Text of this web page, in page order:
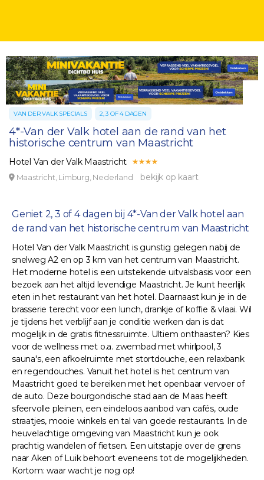
VAN DER VALK SPECIALS 2, 3 OF 4 DAGEN
4*-Van der Valk hotel aan de rand van het
historische centrum van Maastricht
Hotel Van der Valk Maastricht
Maastricht, Limburg, Nederland bekijk op kaart
Geniet 2, 3 of 4 dagen bij 4*-Van der Valk hotel aan
de rand van het historische centrum van Maastricht
Hotel Van der Valk Maastricht is gunstig gelegen nabij de
snelweg A2 en op 3 km van het centrum van Maastricht.
Het moderne hotel is een uitstekende uitvalsbasis voor een
bezoek aan het altijd levendige Maastricht. Je kunt heerlijk
eten in het restaurant van het hotel. Daarnaast kun je in de
brasserie terecht voor een lunch, drankje of koffie & vlaai. Wil
je tijdens het verblijf aan je conditie werken dan is dat
mogelijk in de gratis fitnessruimte. Ultiem onthaasten? Kies
voor de wellness met o.a. zwembad met whirlpool, 3
sauna's, een afkoelruimte met stortdouche, een relaxbank
en regendouches. Vanuit het hotel is het centrum van
Maastricht goed te bereiken met het openbaar vervoer of
de auto. Deze bourgondische stad aan de Maas heeft
sfeervolle pleinen, een eindeloos aanbod van cafés, oude
straatjes, mooie winkels en tal van goede restaurants. In de
heuvelachtige omgeving van Maastricht kun je ook
prachtig wandelen of fietsen. Een uitstapje over de grens
naar Aken of Luik behoort eveneens tot de mogelijkheden.
Kortom: waar wacht je nog op!